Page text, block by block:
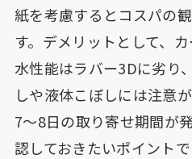
紙を考慮するとコスパの
す。デメリットとして、
水性能はラバー3Dに劣り
しや液体こぼしには注意
7〜8日の取り寄せ期間が
認しておきたいポイントで